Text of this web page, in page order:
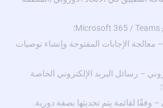
معالجة الإجابات المفتوحة وإنشاء توصيات
– رسائل البريد الإلكتروني الخاصة
لقائمة يتم تحديثها بصفة دورية.